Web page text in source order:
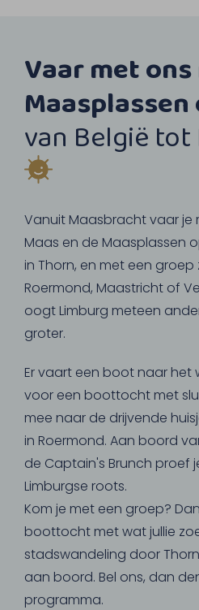
Vaar met
Maasplassen
van België
Vanuit Maasbracht vaar je
Maas en de Maasplassen
in Thorn, en met een
Roermond, Maastricht of
oogt Limburg meteen
groter.
Er vaart een boot naar het
voor een boottocht met
mee naar de drijvende
in Roermond. Aan boord
de Captain's Brunch proef
Limburgse roots.
Kom je met een groep?
boottocht met wat jullie
stadswandeling door
aan boord. Bel ons, dan
programma.